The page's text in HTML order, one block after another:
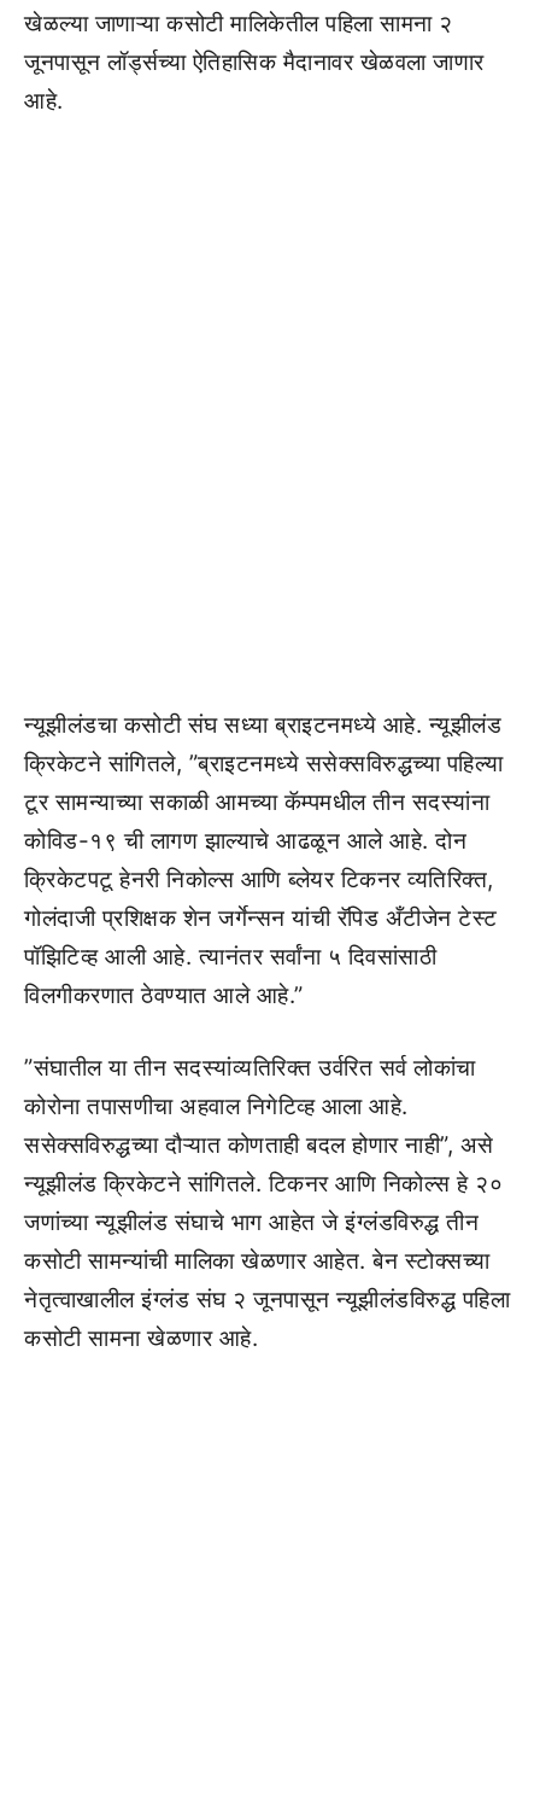
खेळल्या जाणाऱ्या कसोटी मालिकेतील पहिला सामना २
जूनपासून लॉर्ड्सच्या ऐतिहासिक मैदानावर खेळवला जाणार
आहे.
न्यूझीलंडचा कसोटी संघ सध्या ब्राइटनमध्ये आहे. न्यूझीलंड
क्रिकेटने सांगितले, ”ब्राइटनमध्ये ससेक्सविरुद्धच्या पहिल्या
टूर सामन्याच्या सकाळी आमच्या कॅम्पमधील तीन सदस्यांना
कोविड-१९ ची लागण झाल्याचे आढळून आले आहे. दोन
क्रिकेटपटू हेनरी निकोल्स आणि ब्लेयर टिकनर व्यतिरिक्त,
गोलंदाजी प्रशिक्षक शेन जर्गेन्सन यांची रॅपिड अँटीजेन टेस्ट
पॉझिटिव्ह आली आहे. त्यानंतर सर्वांना ५ दिवसांसाठी
विलगीकरणात ठेवण्यात आले आहे.”
”संघातील या तीन सदस्यांव्यतिरिक्त उर्वरित सर्व लोकांचा
कोरोना तपासणीचा अहवाल निगेटिव्ह आला आहे.
ससेक्सविरुद्धच्या दौऱ्यात कोणताही बदल होणार नाही”, असे
न्यूझीलंड क्रिकेटने सांगितले. टिकनर आणि निकोल्स हे २०
जणांच्या न्यूझीलंड संघाचे भाग आहेत जे इंग्लंडविरुद्ध तीन
कसोटी सामन्यांची मालिका खेळणार आहेत. बेन स्टोक्सच्या
नेतृत्वाखालील इंग्लंड संघ २ जूनपासून न्यूझीलंडविरुद्ध पहिला
कसोटी सामना खेळणार आहे.